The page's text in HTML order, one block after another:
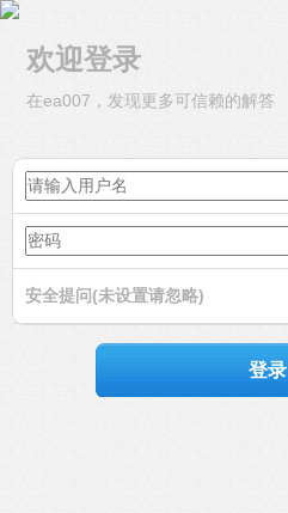
欢迎登录
在ea007，发现更多可信赖的解答
安全提问(未设置请忽略)
登录